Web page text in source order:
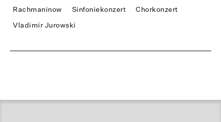
Rachmaninow Sinfoniekonzert
Chorkonzert
Vladimir Jurowski